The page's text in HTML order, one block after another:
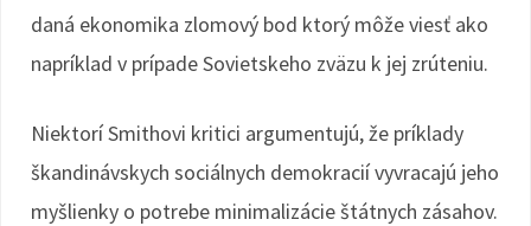
daná ekonomika zlomový bod ktorý môže viesť ako
napríklad v prípade Sovietskeho zväzu k jej zrúteniu.
Niektorí Smithovi kritici argumentujú, že príklady
škandinávskych sociálnych demokracií vyvracajú jeho
myšlienky o potrebe minimalizácie štátnych zásahov.